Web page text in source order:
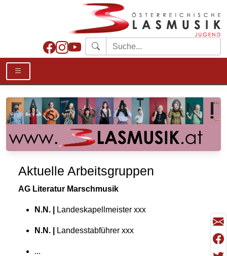
Aktuelle Arbeitsgruppen
AG Literatur Marschmusik
N.N. | Landeskapellmeister xxx
N.N. | Landesstabführer xxx
...